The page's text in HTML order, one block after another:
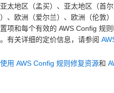
太地区（孟买）、亚太地区（首
、欧洲（爱尔兰）、欧洲（伦敦
项和每个有效的 AWS Config 规
有关详细的定价信息，请参阅
使用 AWS Config 规则修复资源和